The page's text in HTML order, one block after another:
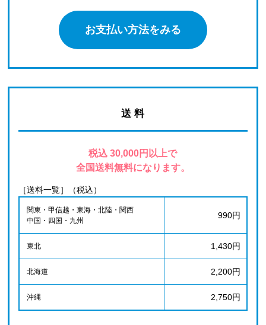
お支払い方法をみる
送 料
税込 30,000円以上で
全国送料無料になります。
［送料一覧］（税込）
関東・甲信越・東海・北陸・関西
中国・四国・九州
990円
東北 1,430円
北海道 2,200円
沖縄 2,750円